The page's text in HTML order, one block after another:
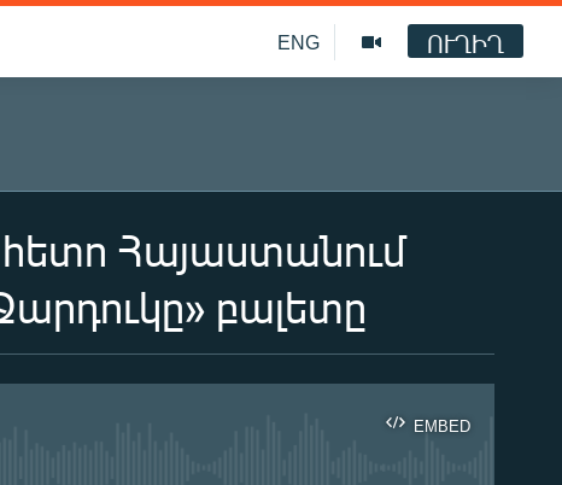
ENG ՈՒՂԻՂ
հետո Հայաստանում
բալետը
EMBED